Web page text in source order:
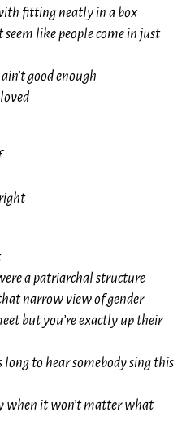
fitting neatly in a box
like people come in just
good enough
a patriarchal structure
narrow view of gender
but you’re exactly up their
long to hear somebody sing this
when it won’t matter what